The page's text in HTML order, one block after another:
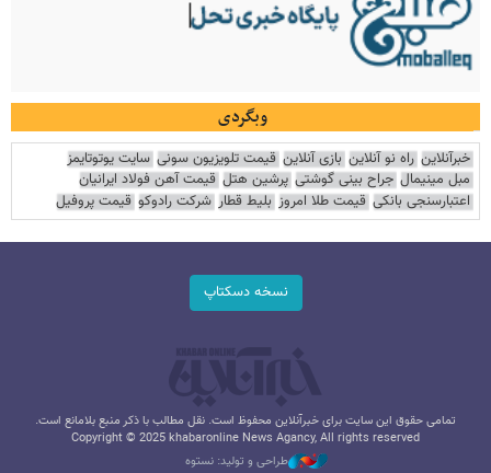
وبگردی
خبرآنلاین راه نو آنلاین بازی آنلاین قیمت تلویزیون سونی سایت یوتوتایمز
مبل مینیمال جراح بینی گوشتی پرشین هتل قیمت آهن فولاد ایرانیان
اعتبارسنجی بانکی قیمت طلا امروز بلیط قطار شرکت رادوکو قیمت پروفیل
نسخه دسکتاپ
تمامی حقوق این سایت برای خبرآنلاین محفوظ است. نقل مطالب با ذکر منبع بلامانع است.
Copyright © 2025 khabaronline News Agancy, All rights reserved
طراحی و تولید: نستوه